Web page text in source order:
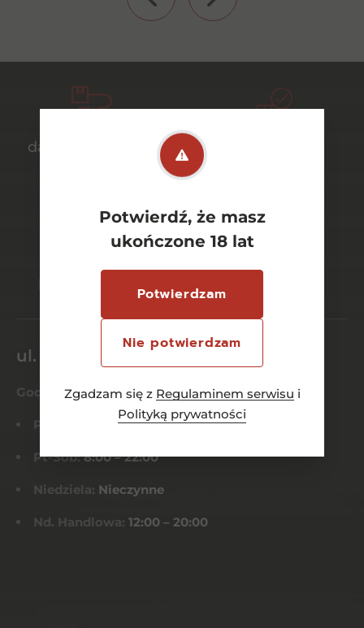
Potwierdź, że masz
ukończone 18 lat
Potwierdzam
Nie potwierdzam
Zgadzam się z Regulaminem serwisu i
Polityką prywatności
darmowa dostawa
ul. Dworcowa 26/6
Godziny otwarcia
Pn-Czw: 8:00 – 21:00
Pt-Sob:8:00 – 22:00
Niedziela: Nieczynne
Nd. Handlowa: 12:00 – 20:00